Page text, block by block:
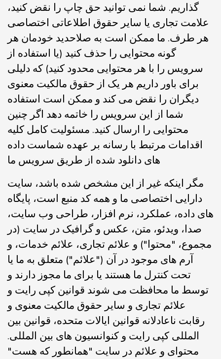
گذاریم. شما نمی توانید حق چاپ را نقض کنید،
علامت تجاری یا سایر حقوق اطلاعاتی اختصاصی
هر طرف. ما ممکن است به صلاحدید خودمان هر
گونه محتوایی را حذف کنید (یا استفاده از
سرویس را با هر محتوایی محدود کنید) که دلیلی
برای باور داریم هر یک از حقوق مالکیت معنوی
دیگران را نقض می کند و ممکن است استفاده
شما از این سرویس را خاتمه دهد اگر چنین
محتوایی را ارسال کنید. مسئولیت کامل کلیه
اقدامات مرتبط با رسانه بر عهده شماست داده
های دانلود شده از طریق سرویس ما
مگر اینکه غیر از این مشخص شده باشد، سایت
دارایی اختصاصی ما و همه کد منبع است، پایگاه
های داده، عملکرد، نرم افزار، طراحی وب سایت،
صدا، ویدئو، متن، عکس و گرافیک در سایت (در
مجموع، "محتوا") و علائم تجاری، علائم خدمات، و
آرم های موجود در آن ("علائم") متعلق به ما یا
تحت کنترل ما هستند یا برای ما مجوز دارند و
توسط ما محافظت می شوند قوانین کپی رایت و
علائم تجاری و سایر حقوق مالکیت معنوی و
رقابت ناعادلانه قوانین ایالات متحده، قوانین بین
المللی کپی رایت و کنوانسیون های بین المللی.
محتوای و علائم در سایت "همانطور که هست"